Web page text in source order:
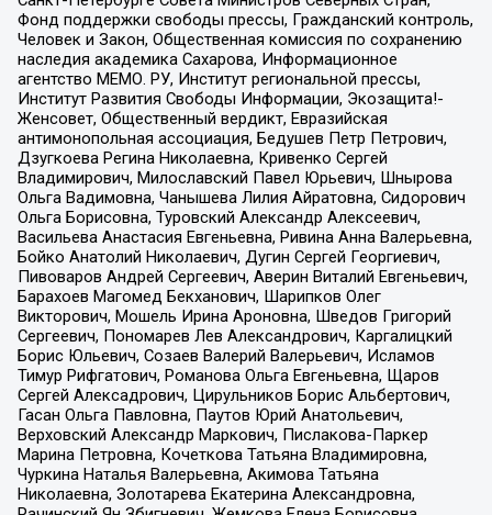
Фонд поддержки свободы прессы, Гражданский контроль,
Человек и Закон, Общественная комиссия по сохранению
наследия академика Сахарова, Информационное
агентство МЕМО. РУ, Институт региональной прессы,
Институт Развития Свободы Информации, Экозащита!-
Женсовет, Общественный вердикт, Евразийская
антимонопольная ассоциация, Бедушев Петр Петрович,
Дзугкоева Регина Николаевна, Кривенко Сергей
Владимирович, Милославский Павел Юрьевич, Шнырова
Ольга Вадимовна, Чанышева Лилия Айратовна, Сидорович
Ольга Борисовна, Туровский Александр Алексеевич,
Васильева Анастасия Евгеньевна, Ривина Анна Валерьевна,
Бойко Анатолий Николаевич, Дугин Сергей Георгиевич,
Пивоваров Андрей Сергеевич, Аверин Виталий Евгеньевич,
Барахоев Магомед Бекханович, Шарипков Олег
Викторович, Мошель Ирина Ароновна, Шведов Григорий
Сергеевич, Пономарев Лев Александрович, Каргалицкий
Борис Юльевич, Созаев Валерий Валерьевич, Исламов
Тимур Рифгатович, Романова Ольга Евгеньевна, Щаров
Сергей Алексадрович, Цирульников Борис Альбертович,
Гасан Ольга Павловна, Паутов Юрий Анатольевич,
Верховский Александр Маркович, Пислакова-Паркер
Марина Петровна, Кочеткова Татьяна Владимировна,
Чуркина Наталья Валерьевна, Акимова Татьяна
Николаевна, Золотарева Екатерина Александровна,